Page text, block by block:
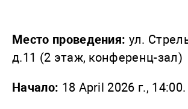
Место проведения: ул.
д.11 (2 этаж, конференц-зал)
Начало: 18 April 2026 г., 14:00.